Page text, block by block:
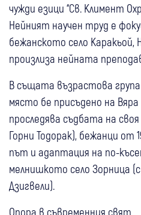
чужди езици “Св. Климент
Нейният научен труд е
бежанското село
произлиза нейната
В същата възрастова
място бе присъдено на
проследява съдбата на
Горни Тодорак), бежанци от
път и адаптация на по-
мелнишкото село Зорница
Дзигвели).
Опора в съвременния свят